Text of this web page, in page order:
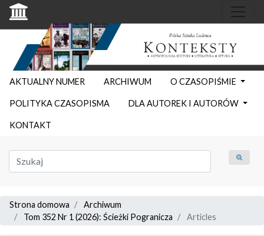
AKTUALNY NUMER ARCHIWUM O CZASOPIŚMIE
POLITYKA CZASOPISMA DLA AUTOREK I AUTORÓW
KONTAKT
Strona domowa
Archiwum
Tom 352 Nr 1 (2026): Ścieżki Pogranicza
Articles